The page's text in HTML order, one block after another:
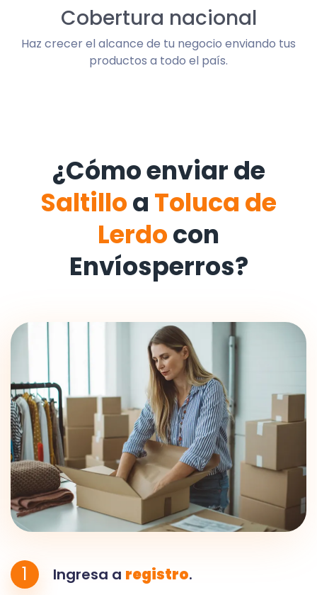
Cobertura nacional
Haz crecer el alcance de tu negocio enviando tus
productos a todo el país.
¿Cómo enviar de
Saltilloa Toluca de
Lerdocon
Envíosperros?
1 Ingresa a registro.